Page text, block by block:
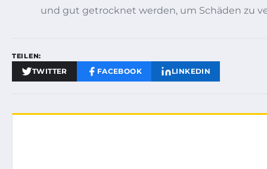
und gut getrocknet werden, um Schäden zu
TEILEN:
TWITTER FACEBOOK LINKEDIN